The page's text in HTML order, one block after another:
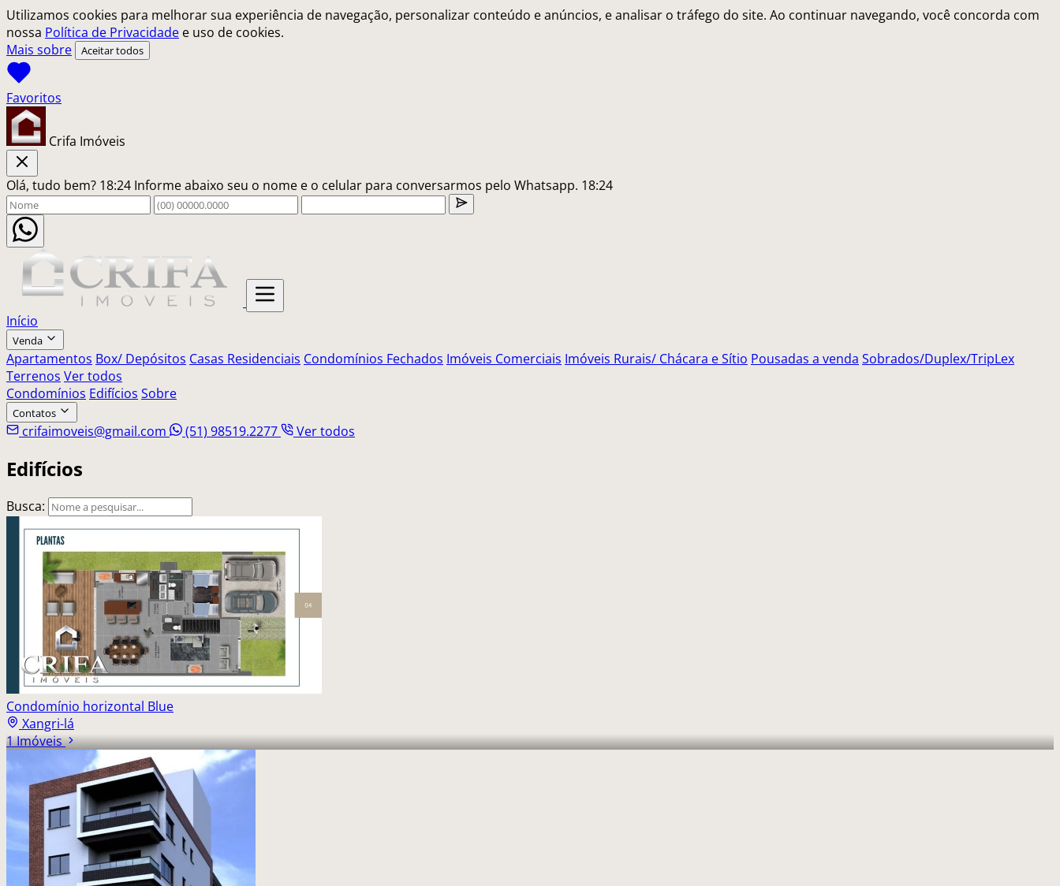
Utilizamos cookies para melhorar sua experiência de navegação, personalizar conteúdo e anúncios, e analisar o tráfego do site. Ao continuar navegando, você concorda com
nossa Política de Privacidade e uso de cookies.
Mais sobre
Aceitar todos
Crifa Imóveis
Olá, tudo bem? 18:24 Informe abaixo seu o nome e o celular para conversarmos pelo Whatsapp. 18:24
Início
Venda
Apartamentos Box/ Depósitos Casas Residenciais Condomínios Fechados Imóveis Comerciais Imóveis Rurais/ Chácara e Sítio Pousadas a venda Sobrados/Duplex/TripLex
Terrenos Ver todos
Condomínios Edifícios Sobre
Contatos
crifaimoveis@gmail.com (51) 98519.2277 Ver todos
Edifícios
Busca:
Condomínio horizontal Blue
Xangri-lá
1 Imóveis